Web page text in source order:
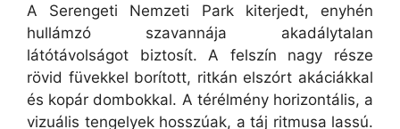
A Serengeti Nemzeti Park kiterjedt, enyhén
hullámzó szavannája akadálytalan
látótávolságot biztosít. A felszín nagy része
rövid füvekkel borított, ritkán elszórt akáciákkal
és kopár dombokkal. A térélmény horizontális, a
vizuális tengelyek hosszúak, a táj ritmusa lassú.